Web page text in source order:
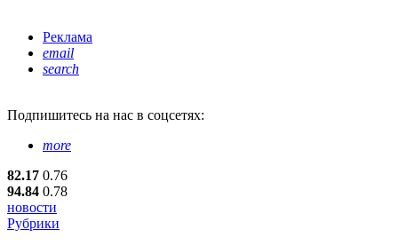
Реклама
email
search
Подпишитесь на нас в соцсетях:
more
82.17 0.76
94.84 0.78
новости
Рубрики